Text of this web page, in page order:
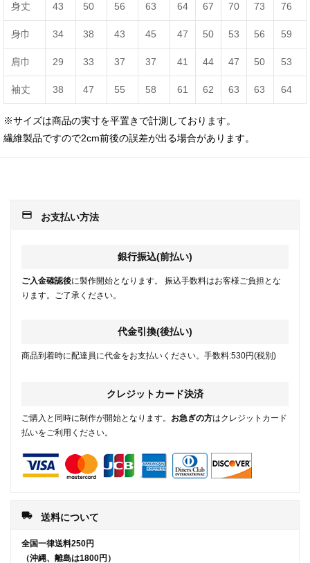
身丈 43 50 56 63 64 67 70 73 76
身巾 34 38 43 45 47 50 53 56 59
肩巾 29 33 37 37 41 44 47 50 53
袖丈 38 47 55 58 61 62 63 63 64
※サイズは商品の実寸を平置きで計測しております。
繊維製品ですので2cm前後の誤差が出る場合があります。
payment お支払い方法
銀行振込(前払い)
ご入金確認後に製作開始となります。 振込手数料はお客様ご負担とな
ります。ご了承ください。
代金引換(後払い)
商品到着時に配達員に代金をお支払いください。手数料:530円(税別)
クレジットカード決済
ご購入と同時に制作が開始となります。 お急ぎの方はクレジットカード
払いをご利用ください。
local_shipping 送料について
全国一律送料250円
（沖縄、離島は1800円）